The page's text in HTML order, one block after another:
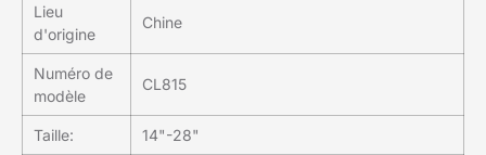
Lieu
d'origine
Chine
Numéro de
modèle
CL815
Taille: 14"-28"